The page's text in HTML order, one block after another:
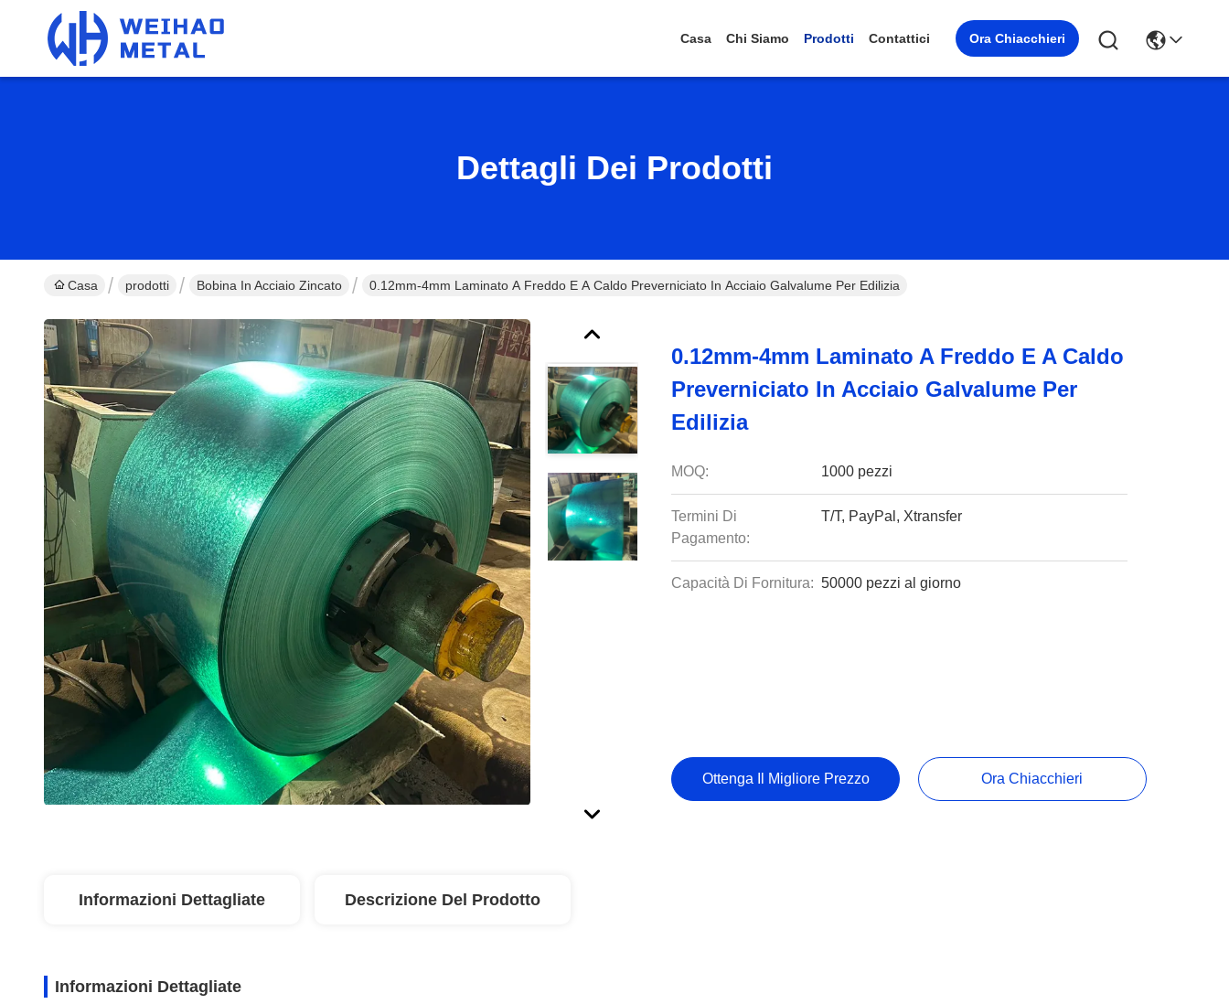
Casa Chi Siamo Prodotti Contattici Ora Chiacchieri
Dettagli Dei Prodotti
Casa prodotti Bobina In Acciaio Zincato 0.12mm-4mm Laminato A Freddo E A Caldo Preverniciato In Acciaio Galvalume Per Edilizia
0.12mm-4mm Laminato A Freddo E A Caldo
Preverniciato In Acciaio Galvalume Per
Edilizia
MOQ: 1000 pezzi
Termini Di
Pagamento:
T/T, PayPal, Xtransfer
Capacità Di Fornitura: 50000 pezzi al giorno
Ottenga Il Migliore Prezzo Ora Chiacchieri
Informazioni Dettagliate Descrizione Del Prodotto
Informazioni Dettagliate